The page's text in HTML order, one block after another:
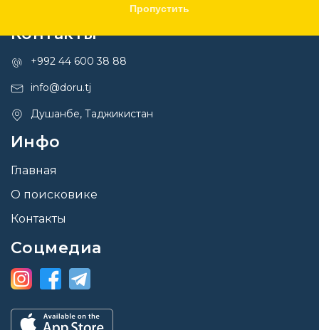
Пропустить
Контакты
+992 44 600 38 88
info@doru.tj
Душанбе, Таджикистан
Инфо
Главная
О поисковике
Контакты
Соцмедиа